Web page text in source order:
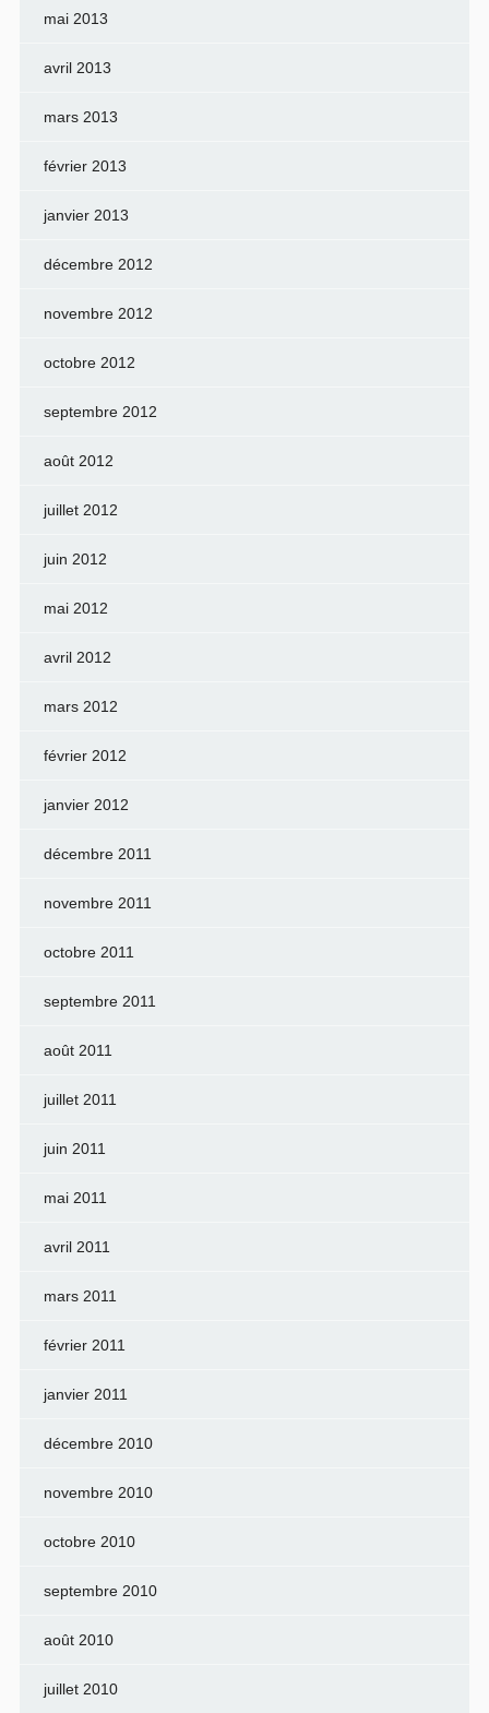
mai 2013
avril 2013
mars 2013
février 2013
janvier 2013
décembre 2012
novembre 2012
octobre 2012
septembre 2012
août 2012
juillet 2012
juin 2012
mai 2012
avril 2012
mars 2012
février 2012
janvier 2012
décembre 2011
novembre 2011
octobre 2011
septembre 2011
août 2011
juillet 2011
juin 2011
mai 2011
avril 2011
mars 2011
février 2011
janvier 2011
décembre 2010
novembre 2010
octobre 2010
septembre 2010
août 2010
juillet 2010